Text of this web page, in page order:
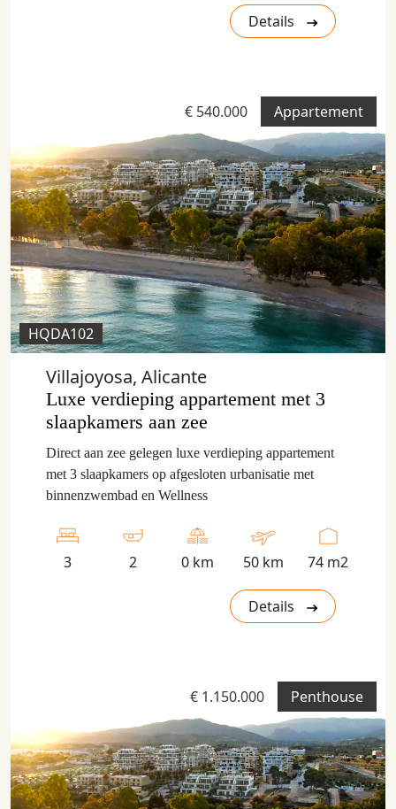
Details
Appartement
€ 540.000
HQDA102
Villajoyosa, Alicante
Luxe verdieping appartement met 3
slaapkamers aan zee
Direct aan zee gelegen luxe verdieping appartement
met 3 slaapkamers op afgesloten urbanisatie met
binnenzwembad en Wellness
3 2 0 km 50 km 74 m2
Details
Penthouse
€ 1.150.000